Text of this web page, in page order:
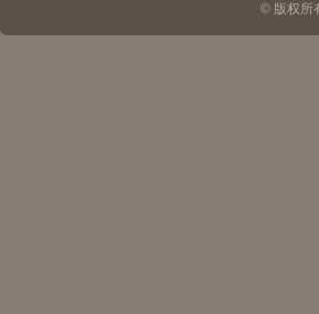
© 版权所